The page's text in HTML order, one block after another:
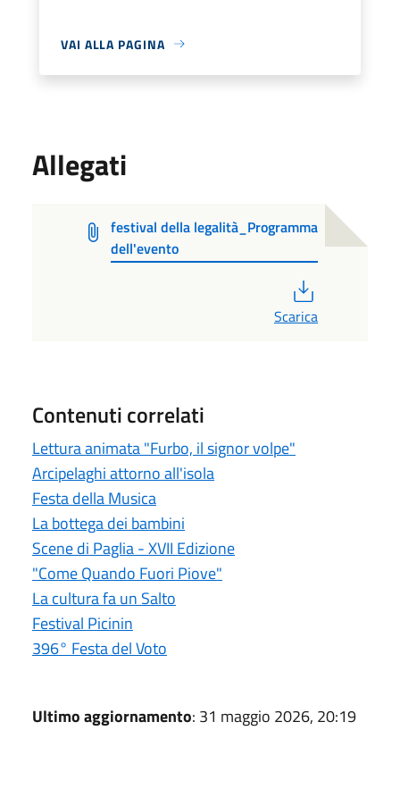
VAI ALLA PAGINA
Allegati
festival della legalità_Programma
dell'evento
Scarica
Contenuti correlati
Lettura animata "Furbo, il signor volpe"
Arcipelaghi attorno all'isola
Festa della Musica
La bottega dei bambini
Scene di Paglia - XVII Edizione
"Come Quando Fuori Piove"
La cultura fa un Salto
Festival Picinin
396° Festa del Voto
Ultimo aggiornamento: 31 maggio 2026, 20:19